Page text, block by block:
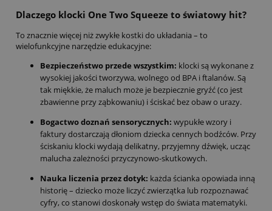
Dlaczego klocki One Two Squeeze to światowy hit?
To znacznie więcej niż zwykłe kostki do układania – to
wielofunkcyjne narzędzie edukacyjne:
Bezpieczeństwo przede wszystkim: klocki są wykonane z
wysokiej jakości tworzywa, wolnego od BPA i ftalanów. Są
tak miękkie, że maluch może je bezpiecznie gryźć (co jest
zbawienne przy ząbkowaniu) i ściskać bez obaw o urazy.
Bogactwo doznań sensorycznych: wypukłe wzory i
faktury dostarczają dłoniom dziecka cennych bodźców. Przy
ściskaniu klocki wydają delikatny, przyjemny dźwięk, ucząc
malucha zależności przyczynowo-skutkowych.
Nauka liczenia przez dotyk: każda ścianka opowiada inną
historię – dziecko może liczyć zwierzątka lub rozpoznawać
cyfry, co stanowi doskonały wstęp do świata matematyki.